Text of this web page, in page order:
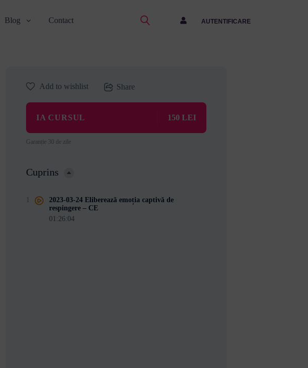
Blog Contact AUTENTIFICARE
Add to wishlist Share
IA CURSUL 150 LEI
Garanție 30 de zile
Cuprins
2023-03-24 Eliberează emoția captivă de
respingere – CE
01:26:04